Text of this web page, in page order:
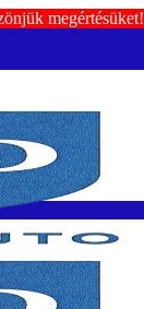
megértésüket!